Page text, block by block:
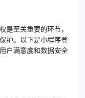
是至关重要的环节，
护。以下是小程序登
户满意度和数据安全